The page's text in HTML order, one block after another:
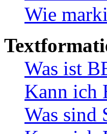
Wie
Was ist
Kann ich
Was sind